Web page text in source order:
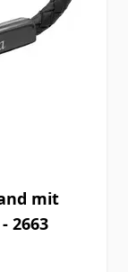
mit
2663